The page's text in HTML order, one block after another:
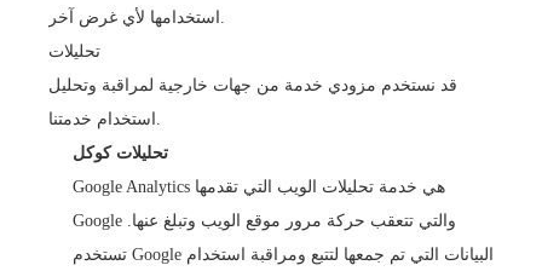
استخدامها لأي غرض آخر.
تحليلات
قد نستخدم مزودي خدمة من جهات خارجية لمراقبة وتحليل
استخدام خدمتنا.
تحليلات كوكل
Google Analytics هي خدمة تحليلات الويب التي تقدمها
Google والتي تتعقب حركة مرور موقع الويب وتبلغ عنها.
تستخدم Google البيانات التي تم جمعها لتتبع ومراقبة استخدام